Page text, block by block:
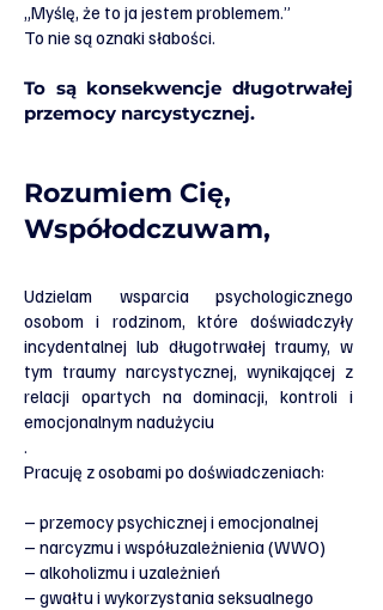
„Myślę, że to ja jestem problemem.”
To nie są oznaki słabości.
To są konsekwencje długotrwałej
przemocy narcystycznej.
Rozumiem Cię,
Współodczuwam,
Udzielam wsparcia psychologicznego
osobom i rodzinom, które doświadczyły
incydentalnej lub długotrwałej traumy, w
tym traumy narcystycznej, wynikającej z
relacji opartych na dominacji, kontroli i
emocjonalnym nadużyciu
.
Pracuję z osobami po doświadczeniach:
– przemocy psychicznej i emocjonalnej
– narcyzmu i współuzależnienia (WWO)
– alkoholizmu i uzależnień
– gwałtu i wykorzystania seksualnego